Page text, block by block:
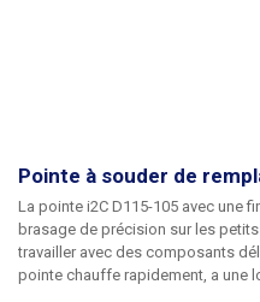
Pointe à souder de
La pointe i2C D115-105 avec une
brasage de précision sur les
travailler avec des composants
pointe chauffe rapidement, a une